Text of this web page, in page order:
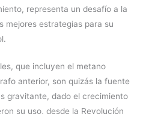
representa un desafío a la
mejores estrategias para su
que incluyen el metano
anterior, son quizás la fuente
gravitante, dado el crecimiento
su uso, desde la Revolución